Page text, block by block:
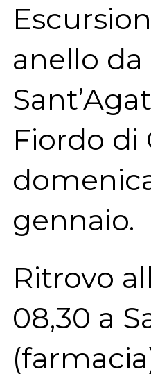
anello da
Fiordo di
gennaio.
Ritrovo
08,30 a